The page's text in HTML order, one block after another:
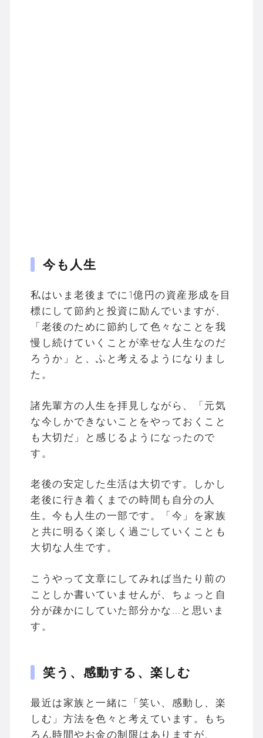
今も人生
私はいま老後までに1億円の資産形成を目
標にして節約と投資に励んでいますが、
「老後のために節約して色々なことを我
慢し続けていくことが幸せな人生なのだ
ろうか」と、ふと考えるようになりまし
た。
諸先輩方の人生を拝見しながら、「元気
な今しかできないことをやっておくこと
も大切だ」と感じるようになったので
す。
老後の安定した生活は大切です。しかし
老後に行き着くまでの時間も自分の人
生。今も人生の一部です。「今」を家族
と共に明るく楽しく過ごしていくことも
大切な人生です。
こうやって文章にしてみれば当たり前の
ことしか書いていませんが、ちょっと自
分が疎かにしていた部分かな…と思いま
す。
笑う、感動する、楽しむ
最近は家族と一緒に「笑い、感動し、楽
しむ」方法を色々と考えています。もち
ろん時間やお金の制限はありますが、